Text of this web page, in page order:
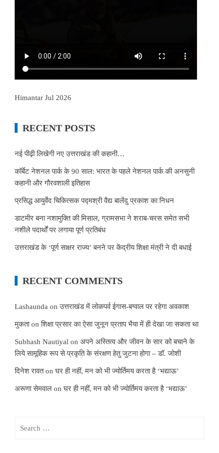
Himantar Jul 2026
RECENT POSTS
नई पीढ़ी लिखेगी नए उत्तराखंड की कहानी…
कॉर्बेट नेशनल पार्क के 90 साल: भारत के पहले नेशनल पार्क की अनसुनी
कहानी और गौरवशाली इतिहास
प्रसिद्ध आयुर्वेद चिकित्सक पद्मश्री वैद्य बालेंदु प्रकाश का निधन
डाटमीर बना नशामुक्ति की मिसाल, ग्रामसभा ने शराब-चरस समेत सभी
नशीले पदार्थों पर लगाया पूर्ण प्रतिबंध
उत्तराखंड के ‘पूर्ण साक्षर राज्य’ बनने पर केंद्रीय शिक्षा मंत्री ने दी बधाई
RECENT COMMENTS
Lashaunda onउत्तराखंड में लोकपर्व ईगास-बग्वाल पर रहेगा अवकाश
मुकताonशिक्षा प्रसार का ऐसा जुनून प्रताप भैया में ही देखा जा सकता था
Subhash Nautiyal on अपने अस्तित्व और जीवन के सार को बचाने के
लिये सामूहिक रूप से प्रकृति के संरक्षण हेतु जुटना होगा – डॉ. जोशी
दिनेश रावतonघर ही नहीं, मन को भी ज्योर्तिमय करता है ‘भद्याऊ’
अरूणा सेमवाल onघर ही नहीं, मन को भी ज्योर्तिमय करता है ‘भद्याऊ’